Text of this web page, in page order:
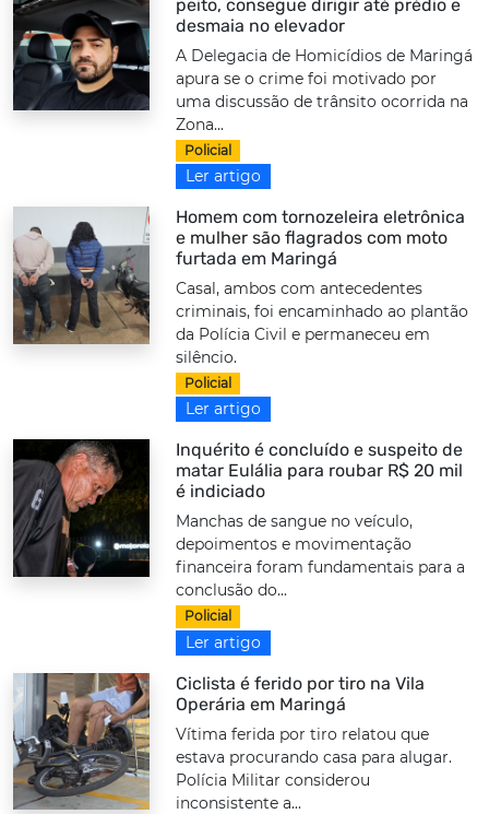
peito, consegue dirigir até prédio e
desmaia no elevador
A Delegacia de Homicídios de Maringá
apura se o crime foi motivado por
uma discussão de trânsito ocorrida na
Zona...
Policial
Ler artigo
Homem com tornozeleira eletrônica
e mulher são flagrados com moto
furtada em Maringá
Casal, ambos com antecedentes
criminais, foi encaminhado ao plantão
da Polícia Civil e permaneceu em
silêncio.
Policial
Ler artigo
Inquérito é concluído e suspeito de
matar Eulália para roubar R$ 20 mil
é indiciado
Manchas de sangue no veículo,
depoimentos e movimentação
financeira foram fundamentais para a
conclusão do...
Policial
Ler artigo
Ciclista é ferido por tiro na Vila
Operária em Maringá
Vítima ferida por tiro relatou que
estava procurando casa para alugar.
Polícia Militar considerou
inconsistente a...